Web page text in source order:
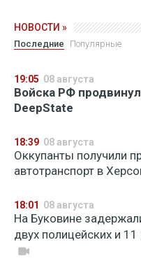
НОВОСТИ »
Последние Популярные
19:05 08 августа
Войска РФ
DeepState
18:39 08 августа
Оккупанты получили
автотранспорт в
18:01 08 августа
На Буковине
двух полицейских и